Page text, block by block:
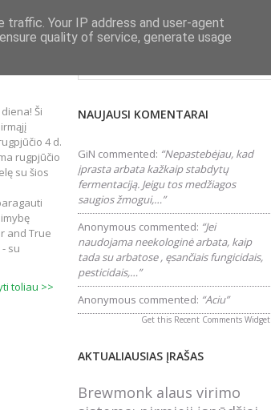
Ši
4 d.
rugpjūčio
su šios
and True
su
toliau >>
Ieškokite šiame tinklaraštyje...
NAUJAUSI KOMENTARAI
GiN commented: “Nepastebėjau, kad
įprasta arbata kažkaip stabdytų
fermentaciją. Jeigu tos medžiagos
saugios žmogui,…”
Anonymous commented: “Jei
naudojama neekologinė arbata, kaip
tada su arbatose , ęsančiais fungicidais,
pesticidais,…”
Anonymous commented: “Aciu”
Get this Recent Comments Widget
AKTUALIAUSIAS ĮRAŠAS
Brewmonk alaus virimo
Your IP address and user-agent
quality of service, generate usage